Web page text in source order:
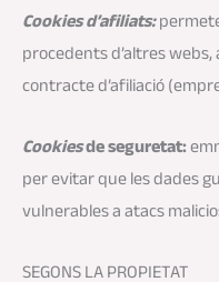
Cookies d’afiliats:
procedents d’altres
contracte d’afiliació
Cookiesde seguretat:
per evitar que les dades
vulnerables a atacs
SEGONS LA PROPIETAT